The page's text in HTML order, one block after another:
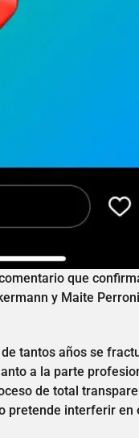
que
y Maite
tantos años se
a la parte
de total
pretende interferir